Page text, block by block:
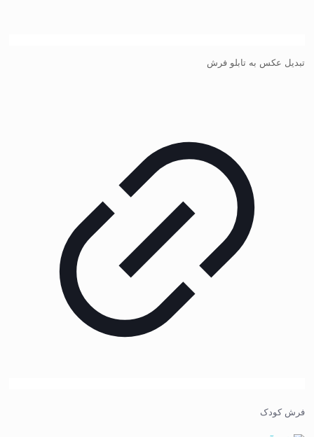
تبدیل عکس به تابلو فرش
فرش کودک